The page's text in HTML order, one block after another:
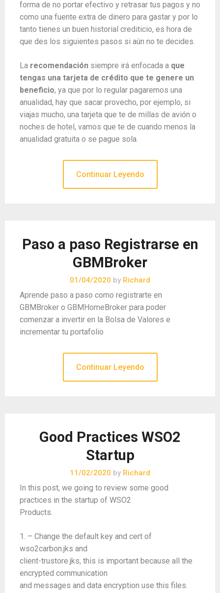
forma de no portar efectivo y retrasar tus pagos y no
como una fuente extra de dinero para gastar y por lo
tanto tienes un buen historial crediticio, es hora de
que des los siguientes pasos si aún no te decides.
La recomendación siempre irá enfocada a que
tengas una tarjeta de crédito que te genere un
beneficio, ya que por lo regular pagaremos una
anualidad, hay que sacar provecho, por ejemplo, si
viajas mucho, una tarjeta que te de millas de avión o
noches de hotel, vamos que te de cuando menos la
anualidad gratuita o se pague sola.
Continuar Leyendo
Paso a paso Registrarse en
GBMBroker
01/04/2020 by Richard
Aprende paso a paso como registrarte en
GBMBroker o GBMHomeBroker para poder
comenzar a invertir en la Bolsa de Valores e
incrementar tu portafolio
Continuar Leyendo
Good Practices WSO2
Startup
11/02/2020 by Richard
In this post, we going to review some good
practices in the startup of WSO2
Products.
1. – Change the default key and cert of
wso2carbon.jks and
client-trustore.jks, this is important because all the
encrypted communication
and messages and data encryption use this files.